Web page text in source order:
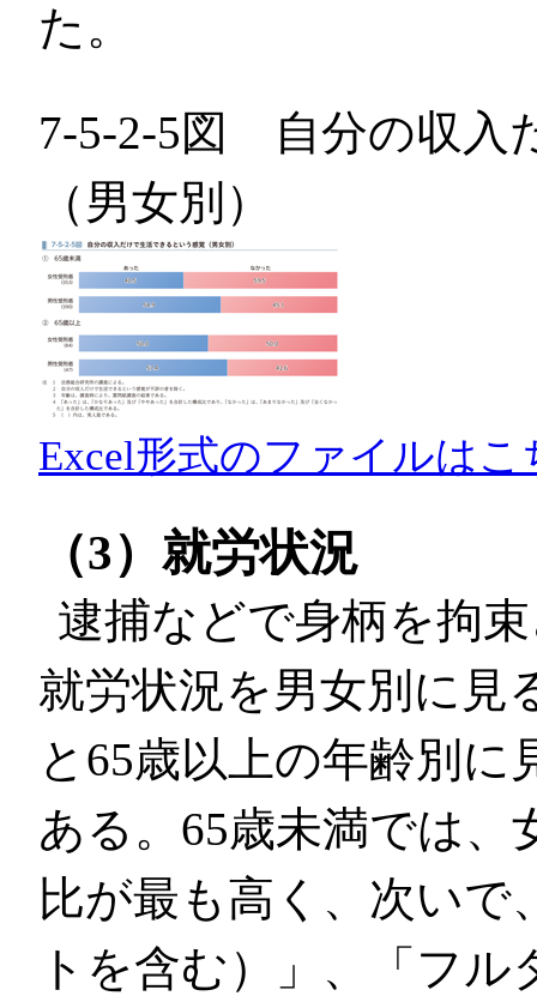
た。
7-5-2-5図 自分の収入
（男女別）
Excel形式のファイルはこ
（3）就労状況
逮捕などで身柄を拘
就労状況を男女別に見
と65歳以上の年齢別に
ある。65歳未満では、
比が最も高く、次い
トを含む）」、「フ